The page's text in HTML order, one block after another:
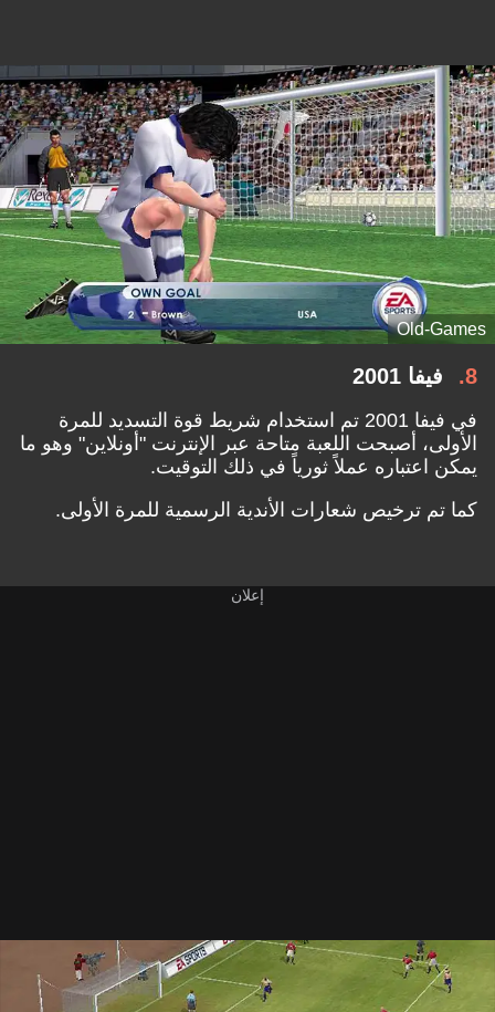
Old-Games
8 فيفا 2001
في فيفا 2001 تم استخدام شريط قوة التسديد للمرة
الأولى، أصبحت اللعبة متاحة عبر الإنترنت "أونلاين" وهو ما
يمكن اعتباره عملاً ثورياً في ذلك التوقيت.
كما تم ترخيص شعارات الأندية الرسمية للمرة الأولى.